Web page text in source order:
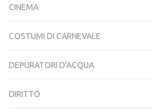
CINEMA
COSTUMI DI CARNEVALE
DEPURATORI D'ACQUA
DIRITTO